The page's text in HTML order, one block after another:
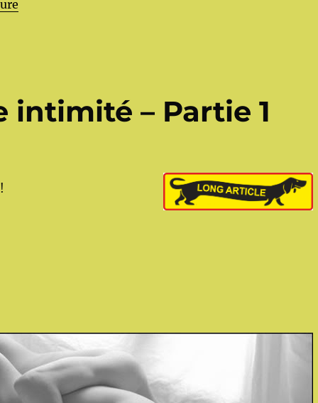
de « L’autre dans notre intimité – Partie 2 »
intimité – Partie 1